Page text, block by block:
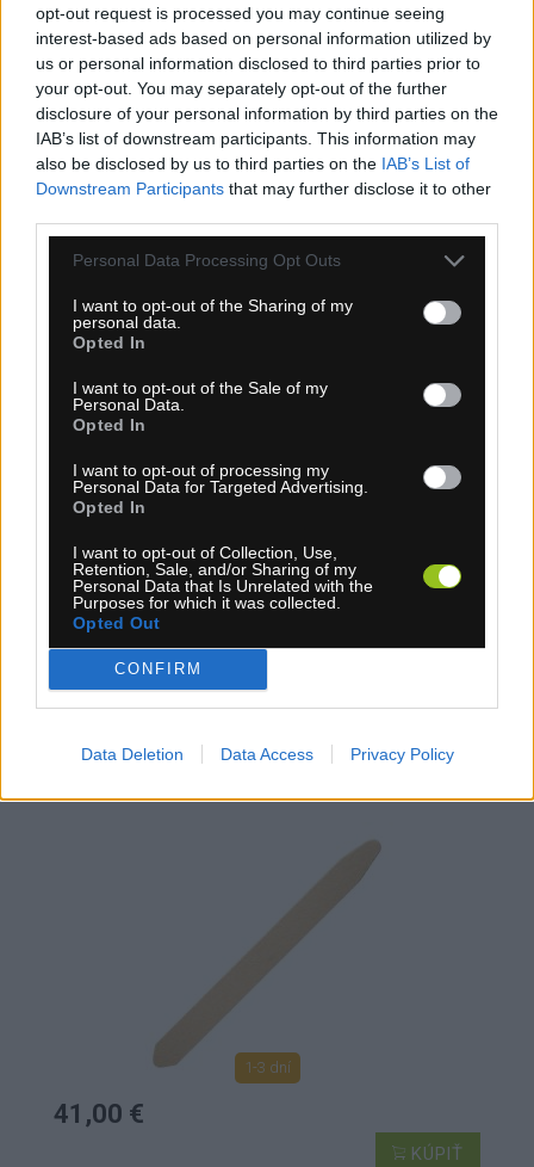
opt-out request is processed you may continue seeing
interest-based ads based on personal information utilized by
us or personal information disclosed to third parties prior to
your opt-out. You may separately opt-out of the further
disclosure of your personal information by third parties on the
IAB’s list of downstream participants. This information may
also be disclosed by us to third parties on the IAB’s List of
Downstream Participants that may further disclose it to other
Personal Data Processing Opt Outs
I want to opt-out of the Sharing of my
personal data.
Opted In
I want to opt-out of the Sale of my
Personal Data.
Opted In
I want to opt-out of processing my
Personal Data for Targeted Advertising.
Opted In
I want to opt-out of Collection, Use,
Retention, Sale, and/or Sharing of my
Personal Data that Is Unrelated with the
Purposes for which it was collected.
Opted Out
CONFIRM
Data Deletion Data Access Privacy Policy
KÚPIŤ
MOHAIR SKIN 384MM INFRA C
1-3 dní
41,00 €
KÚPIŤ
1-3 dní
41,00 €
KÚPIŤ